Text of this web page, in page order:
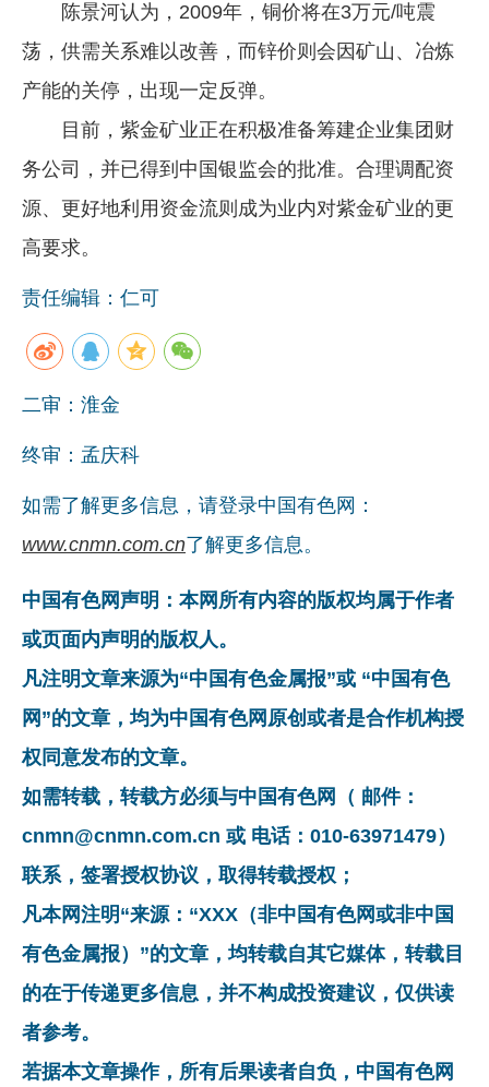
陈景河认为，2009年，铜价将在3万元/吨震
荡，供需关系难以改善，而锌价则会因矿山、冶炼
产能的关停，出现一定反弹。
目前，紫金矿业正在积极准备筹建企业集团财
务公司，并已得到中国银监会的批准。合理调配资
源、更好地利用资金流则成为业内对紫金矿业的更
高要求。
责任编辑：仁可
二审：淮金
终审：孟庆科
如需了解更多信息，请登录中国有色网：
www.cnmn.com.cn了解更多信息。
中国有色网声明：本网所有内容的版权均属于作者
或页面内声明的版权人。
凡注明文章来源为“中国有色金属报”或 “中国有色
网”的文章，均为中国有色网原创或者是合作机构授
权同意发布的文章。
如需转载，转载方必须与中国有色网（ 邮件：
cnmn@cnmn.com.cn 或 电话：010-63971479）
联系，签署授权协议，取得转载授权；
凡本网注明“来源：“XXX（非中国有色网或非中国
有色金属报）”的文章，均转载自其它媒体，转载目
的在于传递更多信息，并不构成投资建议，仅供读
者参考。
若据本文章操作，所有后果读者自负，中国有色网